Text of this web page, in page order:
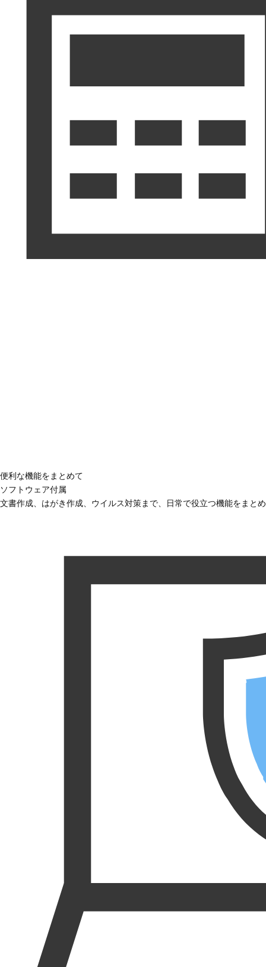
便利な機能をまとめて
ソフトウェア付属
文書作成、はがき作成、ウイルス対策まで、日常で役立つ機能をまと